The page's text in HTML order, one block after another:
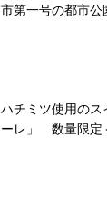
市第一号の都市
ハチミツ使用の
ーレ」 数量限定